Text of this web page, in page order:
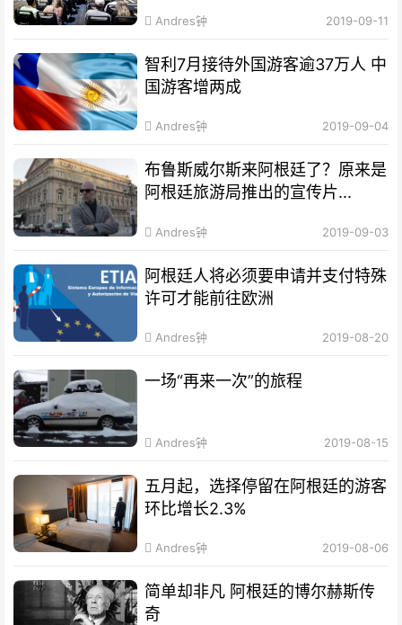
Andres钟 2019-09-11
智利7月接待外国游客逾37万人 中
国游客增两成
Andres钟 2019-09-04
布鲁斯威尔斯来阿根廷了？原来是
阿根廷旅游局推出的宣传片...
Andres钟 2019-09-03
阿根廷人将必须要申请并支付特殊
许可才能前往欧洲
Andres钟 2019-08-20
一场“再来一次”的旅程
Andres钟 2019-08-15
五月起，选择停留在阿根廷的游客
环比增长2.3%
Andres钟 2019-08-06
简单却非凡 阿根廷的博尔赫斯传
奇